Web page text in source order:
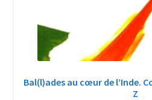
Bal(l)ades au cœur de l’Inde.
Z